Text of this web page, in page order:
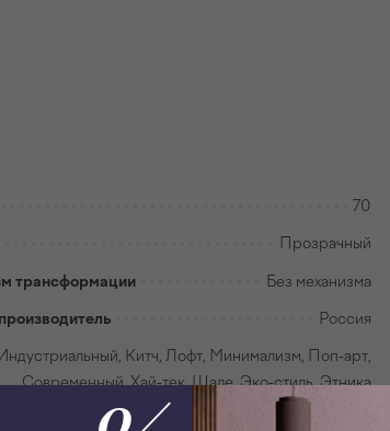
70
Прозрачный
трансформации Без механизма
Россия
Индустриальный, Китч, Лофт, Минимализм, Поп-арт,
Современный, Хай-тек, Шале, Эко-стиль, Этника